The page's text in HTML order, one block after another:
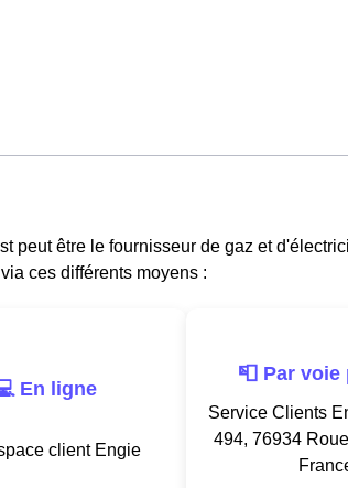
peut être le fournisseur de gaz et
ces différents moyens :
En ligne
client Engie
📮 Par voie
Service Clients
494, 76934